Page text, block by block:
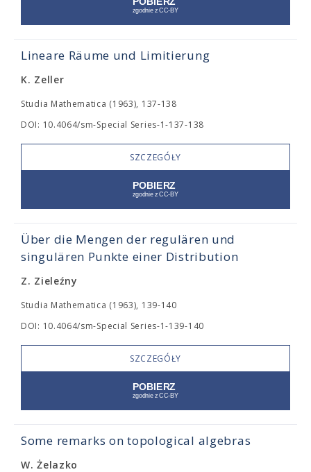
Lineare Räume und Limitierung
K. Zeller
Studia Mathematica (1963), 137-138
DOI: 10.4064/sm-Special Series-1-137-138
SZCZEGÓŁY
Über die Mengen der regulären und
singulären Punkte einer Distribution
Z. Zieleźny
Studia Mathematica (1963), 139-140
DOI: 10.4064/sm-Special Series-1-139-140
SZCZEGÓŁY
Some remarks on topological algebras
W. Żelazko